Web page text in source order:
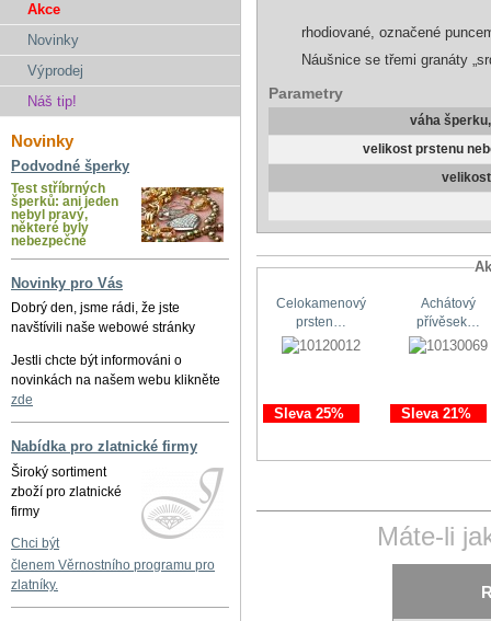
Akce
Novinky
Výprodej
Náš tip!
Novinky
Podvodné šperky
Test stříbrných
šperků: ani jeden
nebyl pravý,
některé byly
nebezpečné
Novinky pro Vás
Dobrý den, jsme rádi, že jste
navštívili naše webowé stránky
Jestli chcte být informováni o
novinkách na našem webu klikněte
zde
Nabídka pro zlatnické firmy
Široký sortiment
zboží pro zlatnické
firmy
Chci být
členem Věrnostního programu pro
zlatníky.
rhodiované, označené
Náušnice se třemi granáty
Parametry
váha
velikost prstenu
Celokamenový
prsten…
Sleva 25%
Achátový
přívěsek…
Sleva 21%
Máte-li